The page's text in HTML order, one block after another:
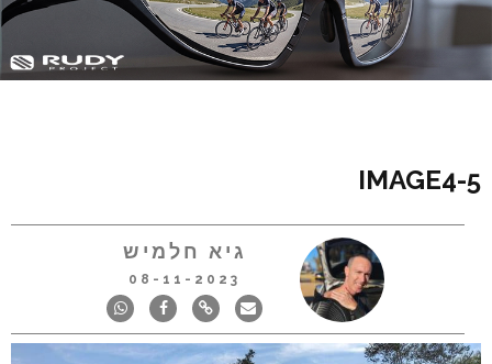
5-IMAGE4
גיא חלמיש
08-11-2023